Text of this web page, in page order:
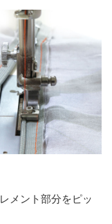
メント部分をピッ